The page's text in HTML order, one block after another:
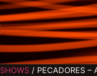
SHOWS / PECADORES –